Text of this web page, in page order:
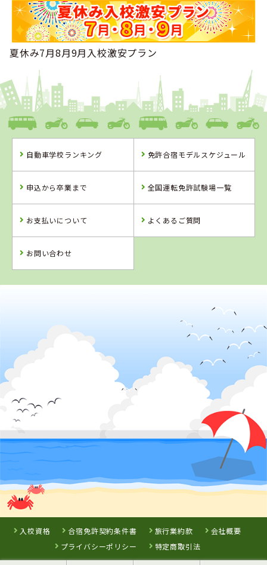
2026年02月
関東・甲信越で人気のランキングで1位になりました！
2026年02月
全国で女性の専門学校生に人気のランキングで
た！
2026年02月
全国で専門学校生に人気のランキングで1位になりました！
2026年01月
関東・甲信越で男性の大学生に人気のランキングで 1位になり
ました！
関東・甲信越で大学生に人気のランキングで1位になりまし
2025年11月
関東・甲信越で男性の大学生に人気のランキングで1位になり
ました！
2025年11月
した！
2025年10月
関東・甲信越で女性の専門学校生に人気のランキングで
1位になり
2025年10月
関東・甲信越で男性の大学生に人気のランキングで 1位 になり
ました！
関東・甲信越で男性の高校生に人気のランキングで1位
になり
2025年10月
関東・甲信越で男性に人気のランキングで
になりました！
2025年10月
関東・甲信越で専門学校生に人気のランキングで 1位 になりま
した！
関東・甲信越で社会人に人気のランキングで1位になりまし
た！
2025年10月
1位
た！
2025年10月
全国で女性の社会人に人気のランキングで1位になりました！
夏休み7月8月9月入校激安プラン
自動車学校ランキング 免許合宿モデルスケジュール
申込から卒業まで 全国運転免許試験場一覧
お支払いについて よくあるご質問
お問い合わせ
入校資格 合宿免許契約条件書 旅行業約款
会社概要
プライバシーポリシー
特定商取引法